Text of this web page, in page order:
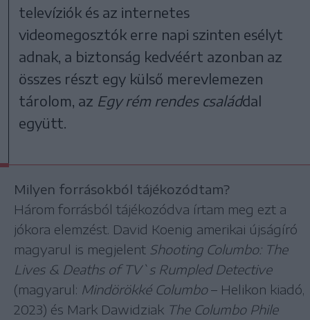
televíziók és az internetes
videomegosztók erre napi szinten esélyt
adnak, a biztonság kedvéért azonban az
összes részt egy külső merevlemezen
tárolom, az Egy rém rendes családdal
együtt.
Milyen forrásokból tájékozódtam?
Három forrásból tájékozódva írtam meg ezt a
jókora elemzést. David Koenig amerikai újságíró
magyarul is megjelent Shooting Columbo: The
Lives & Deaths of TV`s Rumpled Detective
(magyarul: Mindörökké Columbo– Helikon kiadó,
2023) és Mark Dawidziak The Columbo Phile